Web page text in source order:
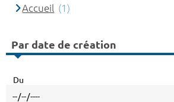
Accueil (1)
Par date de création
Du